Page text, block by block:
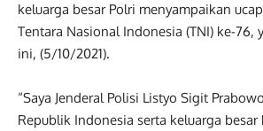
keluarga besar Polri menyampaikan
Tentara Nasional Indonesia (TNI) ke-76,
ini, (5/10/2021).
“Saya Jenderal Polisi Listyo Sigit
Republik Indonesia serta keluarga besar